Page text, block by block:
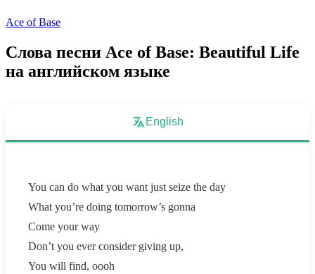
Ace of Base
Слова песни Ace of Base: Beautiful Life
на английском языке
English
You can do what you want just seize the day
What you’re doing tomorrow’s gonna
Come your way
Don’t you ever consider giving up,
You will find, oooh